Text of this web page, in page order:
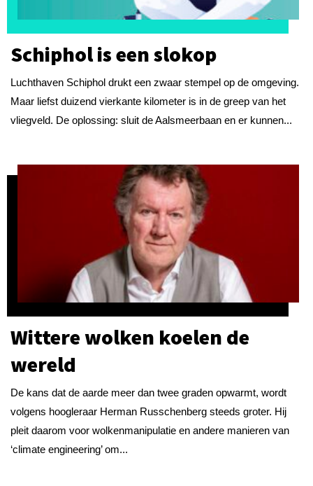
Schiphol is een slokop
Luchthaven Schiphol drukt een zwaar stempel op de omgeving.
Maar liefst duizend vierkante kilometer is in de greep van het
vliegveld. De oplossing: sluit de Aalsmeerbaan en er kunnen...
Wittere wolken koelen de
wereld
De kans dat de aarde meer dan twee graden opwarmt, wordt
volgens hoogleraar Herman Russchenberg steeds groter. Hij
pleit daarom voor wolkenmanipulatie en andere manieren van
‘climate engineering’ om...